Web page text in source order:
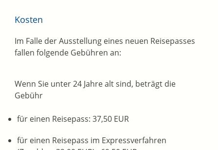
Kosten
Im Falle der Ausstellung eines neuen Reisepasses
fallen folgende Gebühren an:
Wenn Sie unter 24 Jahre alt sind, beträgt die
Gebühr
für einen Reisepass: 37,50 EUR
für einen Reisepass im Expressverfahren